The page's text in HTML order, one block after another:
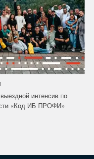
интенсив по
«Код ИБ ПРОФИ»